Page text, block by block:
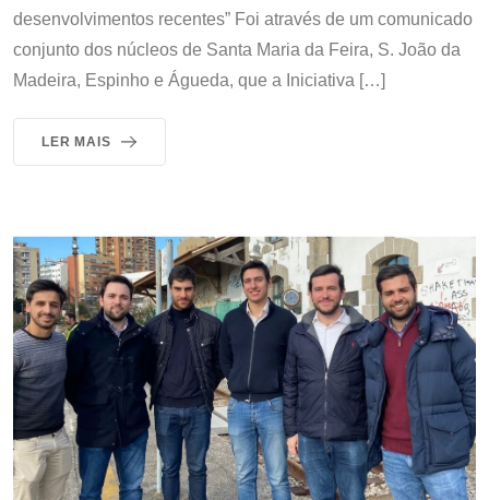
desenvolvimentos recentes” Foi através de um comunicado
conjunto dos núcleos de Santa Maria da Feira, S. João da
Madeira, Espinho e Águeda, que a Iniciativa […]
LER MAIS